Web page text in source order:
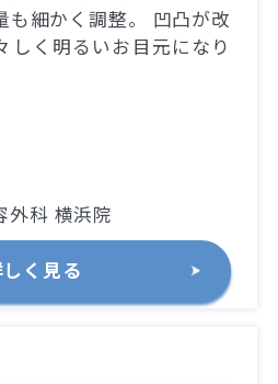
も細かく調整。 凹凸が改
しく明るいお目元になり
外科 横浜院
く見る